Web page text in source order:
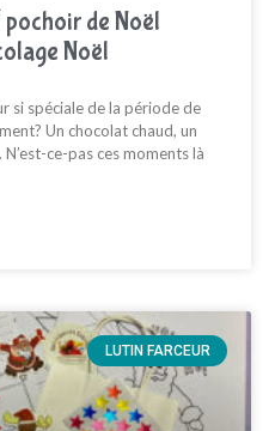
de Noël
Noël
si spéciale de la période de
Un chocolat chaud, un
ce-pas ces moments là
LUTIN FARCEUR